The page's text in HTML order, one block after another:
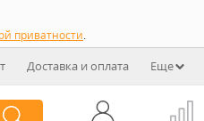
приватности.
Доставка и оплата Еще